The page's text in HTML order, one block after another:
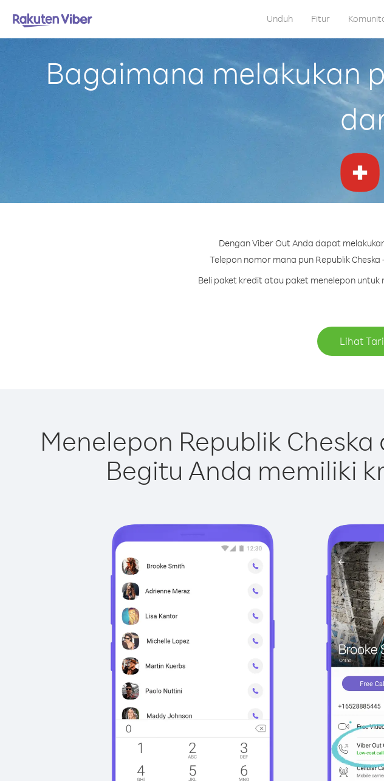
Unduh Fitur
Bagaimana melakukan
Dengan Viber Out Anda dapat
Telepon nomor mana pun Republik
Beli paket kredit atau paket menelepon
Lihat
Menelepon Republik
Begitu Anda memiliki